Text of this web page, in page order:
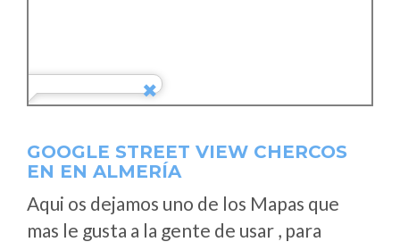
GOOGLE STREET VIEW CHERCOS
EN EN ALMERÍA
Aqui os dejamos uno de los Mapas que
mas le gusta a la gente de usar , para